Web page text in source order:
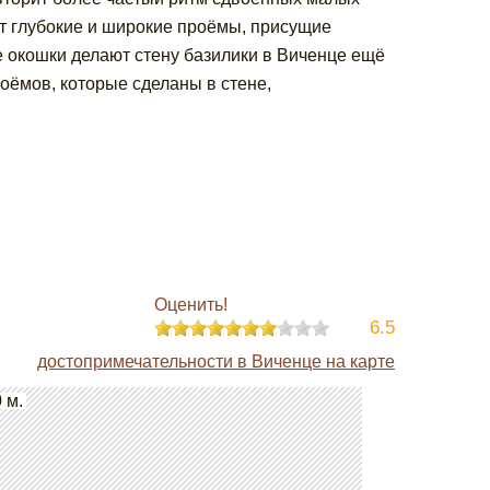
глубокие и широкие проёмы, присущие
делают стену базилики в Виченце ещё
которые сделаны в стене,
Оценить!
6.5
достопримечательности в Виченце на карте
м.